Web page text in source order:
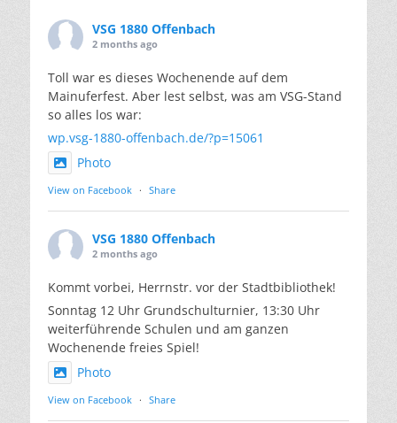
VSG 1880 Offenbach
2 months ago
Toll war es dieses Wochenende auf dem
Mainuferfest. Aber lest selbst, was am VSG-Stand
so alles los war:
wp.vsg-1880-offenbach.de/?p=15061
Photo
View on Facebook · Share
VSG 1880 Offenbach
2 months ago
Kommt vorbei, Herrnstr. vor der Stadtbibliothek!
Sonntag 12 Uhr Grundschulturnier, 13:30 Uhr
weiterführende Schulen und am ganzen
Wochenende freies Spiel!
Photo
View on Facebook · Share